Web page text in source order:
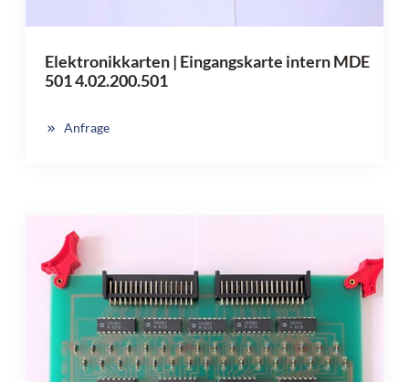
Elektronikkarten | Eingangskarte intern MDE
501 4.02.200.501
Anfrage